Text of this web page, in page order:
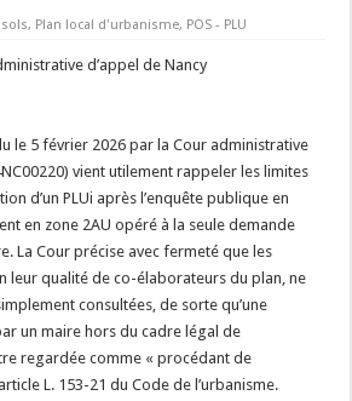
sols, Plan local d'urbanisme, POS - PLU
d’appel de Nancy
le 5 février 2026 par la Cour administrative
vient utilement rappeler les limites
d’un PLUi après l’enquête publique en
en zone 2AU opéré à la seule demande
La Cour précise avec fermeté que les
leur qualité de co-élaborateurs du plan, ne
consultées, de sorte qu’une
un maire hors du cadre légal de
regardée comme « procédant de
L. 153-21 du Code de l’urbanisme.